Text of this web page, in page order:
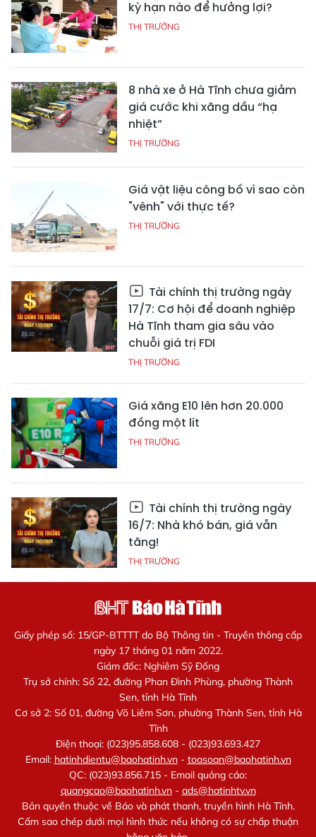
kỳ hạn nào để hưởng lợi?
THỊ TRƯỜNG
8 nhà xe ở Hà Tĩnh chưa giảm
giá cước khi xăng dầu “hạ
nhiệt”
THỊ TRƯỜNG
Giá vật liệu công bố vì sao còn
"vênh" với thực tế?
THỊ TRƯỜNG
Tài chính thị trường ngày
17/7: Cơ hội để doanh nghiệp
Hà Tĩnh tham gia sâu vào
chuỗi giá trị FDI
THỊ TRƯỜNG
Giá xăng E10 lên hơn 20.000
đồng một lít
THỊ TRƯỜNG
Tài chính thị trường ngày
16/7: Nhà khó bán, giá vẫn
tăng!
THỊ TRƯỜNG
Giấy phép số: 15/GP-BTTTT do Bộ Thông tin - Truyền thông cấp
ngày 17 tháng 01 năm 2022.
Giám đốc: Nghiêm Sỹ Đống
Trụ sở chính: Số 22, đường Phan Đình Phùng, phường Thành
Sen, tỉnh Hà Tĩnh
Cơ sở 2: Số 01, đường Võ Liêm Sơn, phường Thành Sen, tỉnh Hà
Tĩnh
Điện thoại: (023)95.858.608 - (023)93.693.427
Email: hatinhdientu@baohatinh.vn- toasoan@baohatinh.vn
QC: (023)93.856.715 - Email quảng cáo:
quangcao@baohatinh.vn- ads@hatinhtv.vn
Bản quyền thuộc về Báo và phát thanh, truyền hình Hà Tĩnh.
Cấm sao chép dưới mọi hình thức nếu không có sự chấp thuận